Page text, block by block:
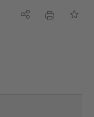
Partagerimprimer